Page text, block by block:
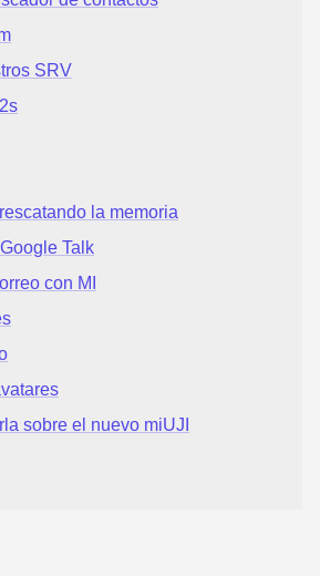
SRV
la memoria
Talk
con MI
sobre el nuevo miUJI